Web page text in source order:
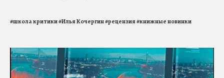
#школа критики#Илья Кочергин#рецензия#книжные новинки